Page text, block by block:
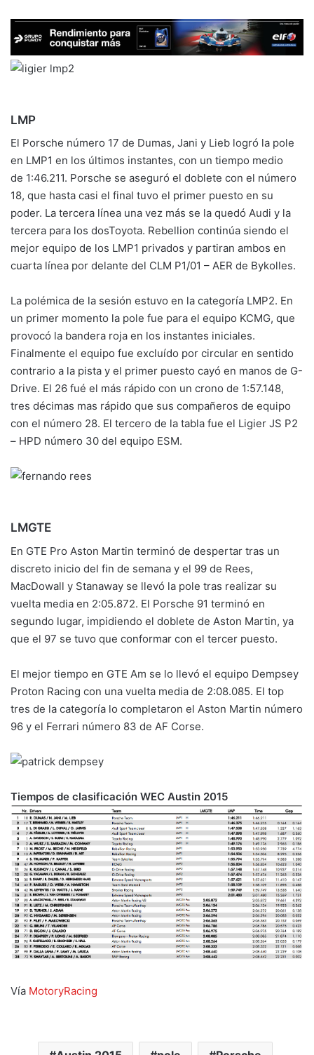
LMP
El Porsche número 17 de Dumas, Jani y Lieb logró la pole
en LMP1 en los últimos instantes, con un tiempo medio
de 1:46.211. Porsche se aseguró el doblete con el número
18, que hasta casi el final tuvo el primer puesto en su
poder. La tercera línea una vez más se la quedó Audi y la
tercera para los dosToyota. Rebellion continúa siendo el
mejor equipo de los LMP1 privados y partiran ambos en
cuarta línea por delante del CLM P1/01 – AER de Bykolles.
La polémica de la sesión estuvo en la categoría LMP2. En
un primer momento la pole fue para el equipo KCMG, que
provocó la bandera roja en los instantes iniciales.
Finalmente el equipo fue excluído por circular en sentido
contrario a la pista y el primer puesto cayó en manos de G-
Drive. El 26 fué el más rápido con un crono de 1:57.148,
tres décimas mas rápido que sus compañeros de equipo
con el número 28. El tercero de la tabla fue el Ligier JS P2
– HPD número 30 del equipo ESM.
LMGTE
En GTE Pro Aston Martin terminó de despertar tras un
discreto inicio del fin de semana y el 99 de Rees,
MacDowall y Stanaway se llevó la pole tras realizar su
vuelta media en 2:05.872. El Porsche 91 terminó en
segundo lugar, impidiendo el doblete de Aston Martin, ya
que el 97 se tuvo que conformar con el tercer puesto.
El mejor tiempo en GTE Am se lo llevó el equipo Dempsey
Proton Racing con una vuelta media de 2:08.085. El top
tres de la categoría lo completaron el Aston Martin número
96 y el Ferrari número 83 de AF Corse.
Tiempos de clasificación WEC Austin 2015
Vía MotoryRacing